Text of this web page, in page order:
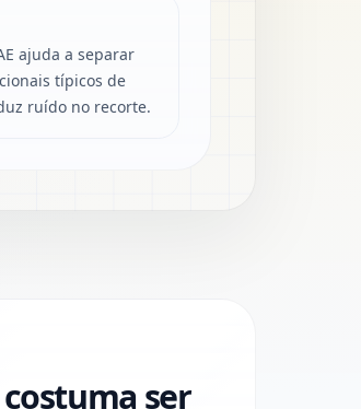
ajuda a separar
típicos de
ruído no recorte.
ser